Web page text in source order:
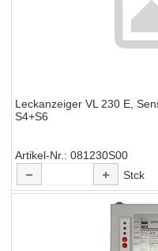
Leckanzeiger VL 230 E,
S4+S6
Artikel-Nr.
081230S00
Stck